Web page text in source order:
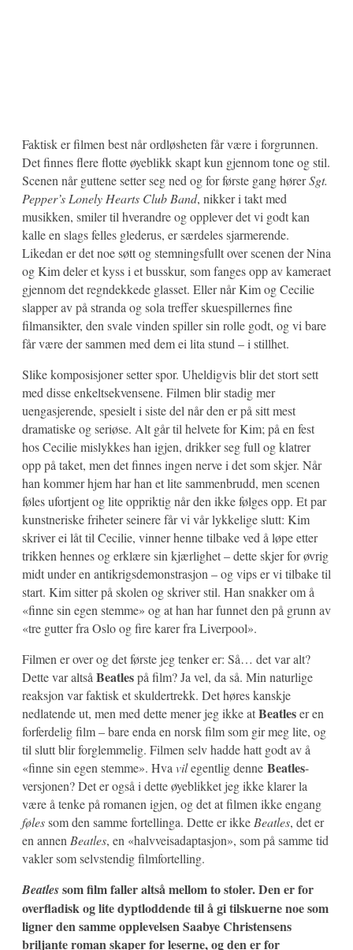
Faktisk er filmen best når ordløsheten får være i forgrunnen.
Det finnes flere flotte øyeblikk skapt kun gjennom tone og stil.
Scenen når guttene setter seg ned og for første gang hørerSgt.
Pepper’s Lonely Hearts Club Band, nikker i takt med
musikken, smiler til hverandre og opplever det vi godt kan
kalle en slags felles glederus, er særdeles sjarmerende.
Likedan er det noe søtt og stemningsfullt over scenen der Nina
og Kim deler et kyss i et busskur, som fanges opp av kameraet
gjennom det regndekkede glasset. Eller når Kim og Cecilie
slapper av på stranda og sola treffer skuespillernes fine
filmansikter, den svale vinden spiller sin rolle godt, og vi bare
får være der sammen med dem ei lita stund – i stillhet.
Slike komposisjoner setter spor. Uheldigvis blir det stort sett
med disse enkeltsekvensene. Filmen blir stadig mer
uengasjerende, spesielt i siste del når den er på sitt mest
dramatiske og seriøse. Alt går til helvete for Kim; på en fest
hos Cecilie mislykkes han igjen, drikker seg full og klatrer
opp på taket, men det finnes ingen nerve i det som skjer. Når
han kommer hjem har han et lite sammenbrudd, men scenen
føles ufortjent og lite oppriktig når den ikke følges opp. Et par
kunstneriske friheter seinere får vi vår lykkelige slutt: Kim
skriver ei låt til Cecilie, vinner henne tilbake ved å løpe etter
trikken hennes og erklære sin kjærlighet – dette skjer for øvrig
midt under en antikrigsdemonstrasjon – og vips er vi tilbake til
start. Kim sitter på skolen og skriver stil. Han snakker om å
«finne sin egen stemme» og at han har funnet den på grunn av
«tre gutter fra Oslo og fire karer fra Liverpool».
Filmen er over og det første jeg tenker er: Så… det var alt?
Dette var altsåBeatlespå film? Ja vel, da så. Min naturlige
reaksjon var faktisk et skuldertrekk. Det høres kanskje
nedlatende ut, men med dette mener jeg ikke atBeatleser en
forferdelig film – bare enda en norsk film som gir meg lite, og
til slutt blir forglemmelig. Filmen selv hadde hatt godt av å
«finne sin egen stemme». Hvavilegentlig denne Beatles-
versjonen? Det er også i dette øyeblikket jeg ikke klarer la
være å tenke på romanen igjen, og det at filmen ikke engang
følessom den samme fortellinga. Dette er ikkeBeatles, det er
en annenBeatles, en «halvveisadaptasjon», som på samme tid
vakler som selvstendig filmfortelling.
Beatlessom film faller altså mellom to stoler. Den er for
overfladisk og lite dyptloddende til å gi tilskuerne noe som
ligner den samme opplevelsen Saabye Christensens
briljante roman skaper for leserne, og den er for